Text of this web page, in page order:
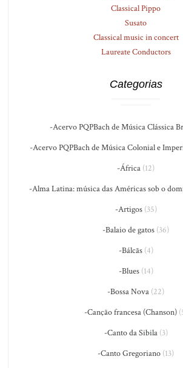
Classical Pippo
Susato
Classical music in concert
Laureate Conductors
Categorias
-Acervo PQPBach de Música Clássica
-Acervo PQPBach de Música Colonial e
-África (12)
-Alma Latina: música das Américas sob o
-Artigos(35)
-Balaio de gatos (36)
-Bálcãs(4)
-Blues(14)
-Bossa Nova (22)
-Canção francesa (Chanson)
-Canto da Sibila(3)
-Canto Gregoriano (13)